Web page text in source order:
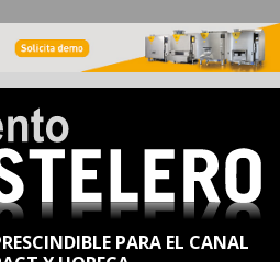
PARA EL CANAL